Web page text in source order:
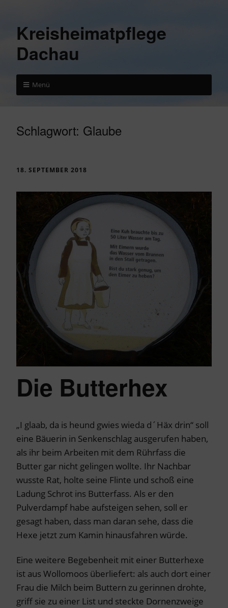
Kreisheimatpflege
Dachau
Menü
Schlagwort: Glaube
18. SEPTEMBER 2018
Die Butterhex
„I glaab, da is heund gwies wieda d´Häx drin“ soll
eine Bäuerin in Senkenschlag ausgerufen haben,
als ihr beim Arbeiten mit dem Rührfass die
Butter gar nicht gelingen wollte. Ihr Nachbar
wusste Rat, holte seine Flinte und schoß eine
Ladung Schrot ins Butterfass. Als er den
Pulverdampf habe aufsteigen sehen, soll er
gesagt haben, dass man daran sehe, dass die
Hexe jetzt zum Kamin hinausfahren würde.
Eine weitere Begebenheit mit einer Butterhexe
ist aus Wollomoos überliefert: als auch dort einer
Frau die Milch beim Buttern zu gerinnen drohte,
griff sie zu einer List und steckte Dornenzweige